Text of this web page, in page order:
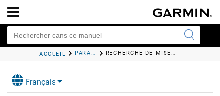
ACCUEIL PARAMÈTRES SYSTÈME RECHERCHE DE MISES À JOUR LOGICIELLES
Français